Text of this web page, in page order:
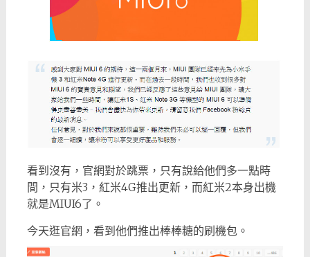
看到沒有，官網對於跳票，只有說給他們多一點時
間，只有米3，紅米4G推出更新，而紅米2本身出機
就是MIUI6了。
今天逛官網，看到他們推出棒棒糖的刷機包。